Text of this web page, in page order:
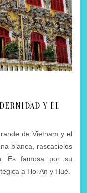
Y EL
de Vietnam y el
blanca, rascacielos
Es famosa por su
a Hoi An y Hué.